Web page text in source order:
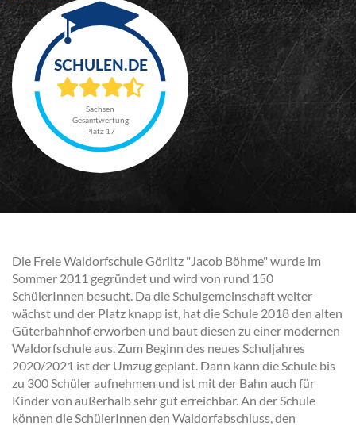
Sachsen
Gesamtwertung
Platz 17
Die Freie Waldorfschule Görlitz "Jacob Böhme" wurde im
Sommer 2011 gegründet und wird von rund 150
SchülerInnen besucht. Da die Schulgemeinschaft weiter
wächst und der Platz knapp ist, hat die Schule 2018 den alten
Güterbahnhof erworben und baut diesen zu einer modernen
Waldorfschule aus. Zum Beginn des neues Schuljahres
2020/2021 ist der Umzug geplant. Dann kann die Schule bis
zu 300 Schüler aufnehmen und ist mit der Bahn auch für
Kinder von außerhalb sehr gut erreichbar. An der Schule
können die SchülerInnen den Waldorfabschluss, den